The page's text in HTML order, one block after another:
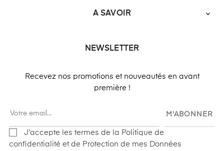
A SAVOIR 
NEWSLETTER
Recevez nos promotions et nouveautés en avant
première !
M'ABONNER
J'accepte les termes de la Politique de
confidentialité et de Protection de mes Données